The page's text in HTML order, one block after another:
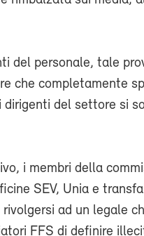
del personale, tale
che completamente
dirigenti del settore si
i membri della
SEV, Unia e
rivolgersi ad un legale
FFS di definire